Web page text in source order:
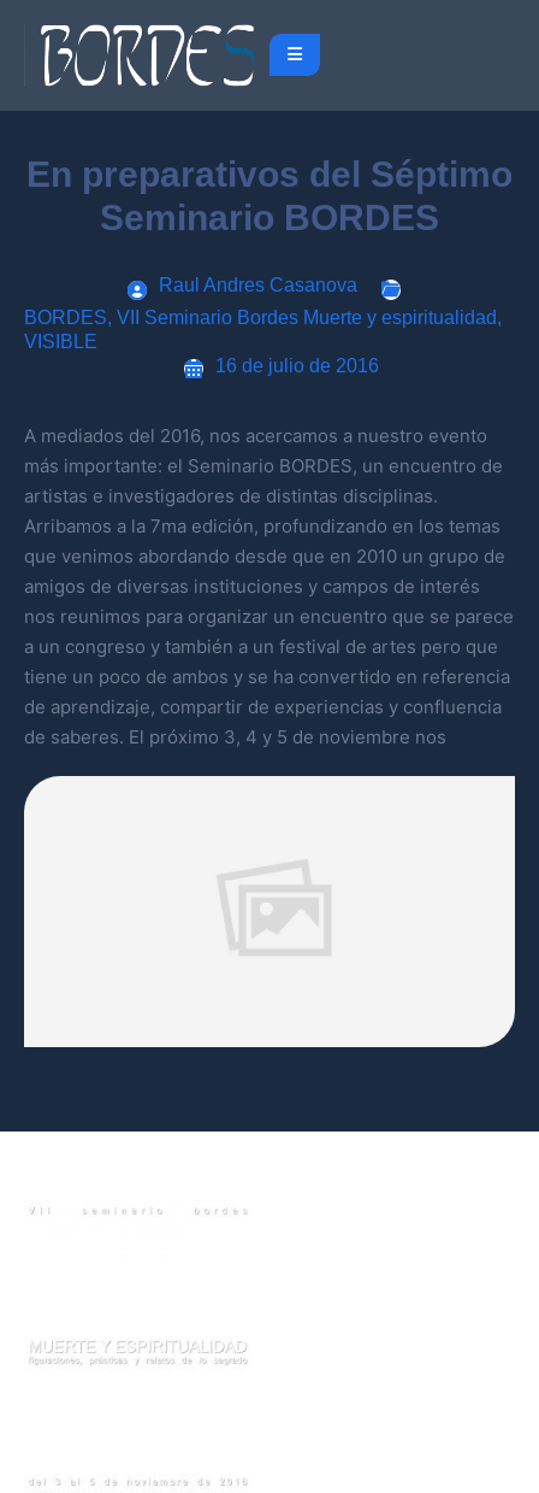
En preparativos del Séptimo
Seminario BORDES
Raul Andres Casanova
BORDES, VII Seminario Bordes Muerte y espiritualidad,
VISIBLE
16 de julio de 2016
A mediados del 2016, nos acercamos a nuestro evento
más importante: el Seminario BORDES, un encuentro de
artistas e investigadores de distintas disciplinas.
Arribamos a la 7ma edición, profundizando en los temas
que venimos abordando desde que en 2010 un grupo de
amigos de diversas instituciones y campos de interés
nos reunimos para organizar un encuentro que se parece
a un congreso y también a un festival de artes pero que
tiene un poco de ambos y se ha convertido en referencia
de aprendizaje, compartir de experiencias y confluencia
de saberes. El próximo 3, 4 y 5 de noviembre nos